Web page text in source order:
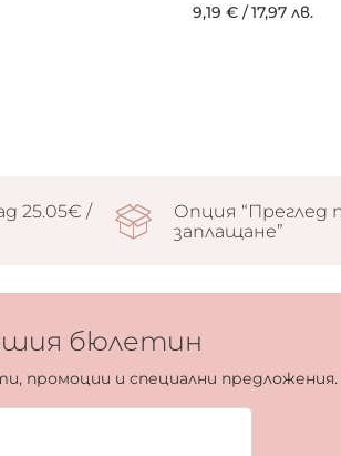
9,19 € /17,97 лв.
25.05€ /
Опция “Преглед
заплащане”
бюлетин
промоции и специални предложения.